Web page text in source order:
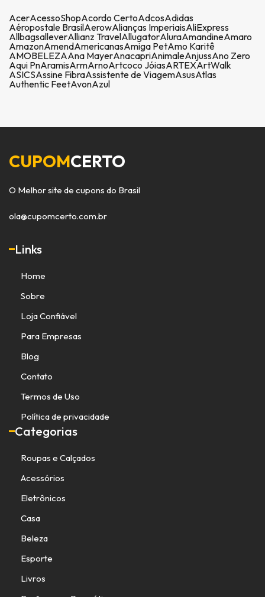
AcerAcessoShopAcordo CertoAdcosAdidas
Aéropostale BrasilAerowAlianças ImperiaisAliExpress
AllbagsalleverAllianz TravelAllugatorAluraAmandineAmaro
AmazonAmendAmericanasAmiga PetAmo Karitê
AMOBELEZAAna MayerAnacapriAnimaleAnjussAno Zero
Aqui PnAramisArmArnoArtcoco JóiasARTEXArtWalk
ASICSAssine FibraAssistente de ViagemAsusAtlas
Authentic FeetAvonAzul
CUPOMCERTO
O Melhor site de cupons do Brasil
ola@cupomcerto.com.br
Links
Home
Sobre
Loja Confiável
Para Empresas
Blog
Contato
Termos de Uso
Política de privacidade
Categorias
Roupas e Calçados
Acessórios
Eletrônicos
Casa
Beleza
Esporte
Livros